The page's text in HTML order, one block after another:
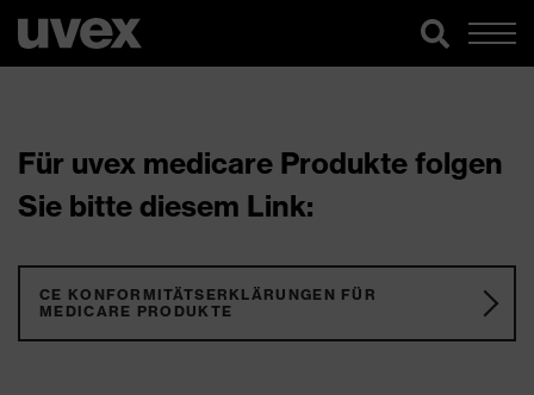
Für uvex medicare Produkte folgen
Sie bitte diesem Link:
CE KONFORMITÄTSERKLÄRUNGEN FÜR
MEDICARE PRODUKTE